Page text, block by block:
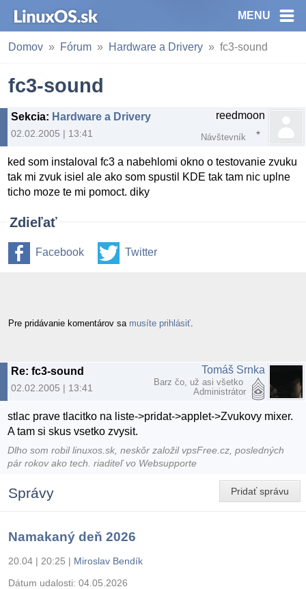
MENU
Domov Fórum Hardware a Drivery fc3-sound
fc3-sound
Sekcia: Hardware a Drivery
02.02.2005 | 13:41
reedmoon
Návštevník
ked som instaloval fc3 a nabehlomi okno o testovanie zvuku
tak mi zvuk isiel ale ako som spustil KDE tak tam nic uplne
ticho moze te mi pomoct. diky
Zdieľať
Facebook Twitter
Pre pridávanie komentárov sa musíte prihlásiť
Re: fc3-sound
02.02.2005 | 13:41
Tomáš Srnka
Barz čo, už asi všetko
Administrátor
stlac prave tlacitko na liste->pridat->applet->Zvukovy mixer.
A tam si skus vsetko zvysit.
Dlho som robil linuxos.sk, neskôr založil vpsFree.cz, posledných
pár rokov ako tech. riaditeľ vo Websupporte
Pridať správu
Správy
Namakaný deň 2026
20.04 | 20:25 | Miroslav Bendík
Dátum udalosti: 04.05.2026